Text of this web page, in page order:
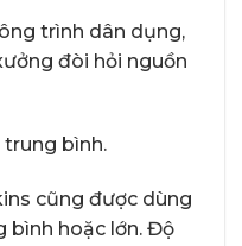
trình dân dụng,
đòi hỏi nguồn
trung bình.
cũng được dùng
bình hoặc lớn. Độ